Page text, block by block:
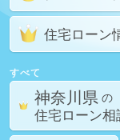
住宅ローン
すべて
神奈川県 の
住宅ローン相